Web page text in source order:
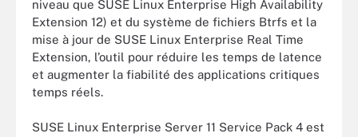
niveau que SUSE Linux Enterprise High Availability
Extension 12) et du système de fichiers Btrfs et la
mise à jour de SUSE Linux Enterprise Real Time
Extension, l’outil pour réduire les temps de latence
et augmenter la fiabilité des applications critiques
temps réels.
SUSE Linux Enterprise Server 11 Service Pack 4 est